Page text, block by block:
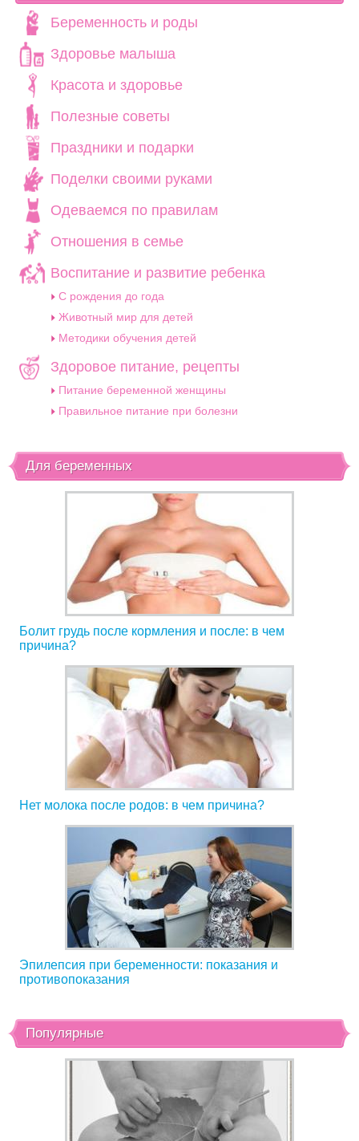
Беременность и роды
Здоровье малыша
Красота и здоровье
Полезные советы
Праздники и подарки
Поделки своими руками
Одеваемся по правилам
Отношения в семье
Воспитание и развитие ребенка
C рождения до года
Животный мир для детей
Методики обучения детей
Здоровое питание, рецепты
Питание беременной женщины
Правильное питание при болезни
Для беременных
Болит грудь после кормления и после: в чем
причина?
Нет молока после родов: в чем причина?
Эпилепсия при беременности: показания и
противопоказания
Популярные